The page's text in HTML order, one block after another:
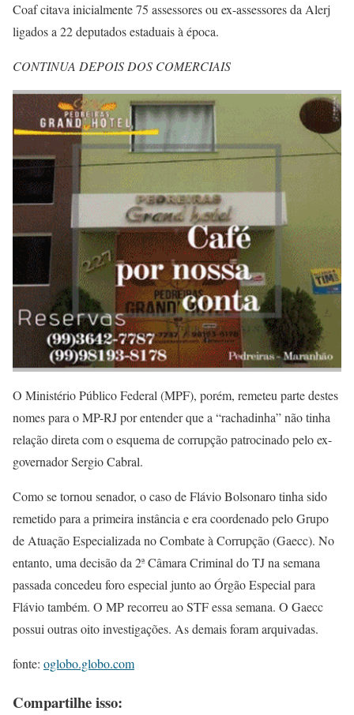
Coaf citava inicialmente 75 assessores ou ex-assessores da Alerj
ligados a 22 deputados estaduais à época.
CONTINUA DEPOIS DOS COMERCIAIS
O Ministério Público Federal (MPF), porém, remeteu parte destes
nomes para o MP-RJ por entender que a “rachadinha” não tinha
relação direta com o esquema de corrupção patrocinado pelo ex-
governador Sergio Cabral.
Como se tornou senador, o caso de Flávio Bolsonaro tinha sido
remetido para a primeira instância e era coordenado pelo Grupo
de Atuação Especializada no Combate à Corrupção (Gaecc). No
entanto, uma decisão da 2ª Câmara Criminal do TJ na semana
passada concedeu foro especial junto ao Órgão Especial para
Flávio também. O MP recorreu ao STF essa semana. O Gaecc
possui outras oito investigações. As demais foram arquivadas.
fonte: oglobo.globo.com
Compartilhe isso: